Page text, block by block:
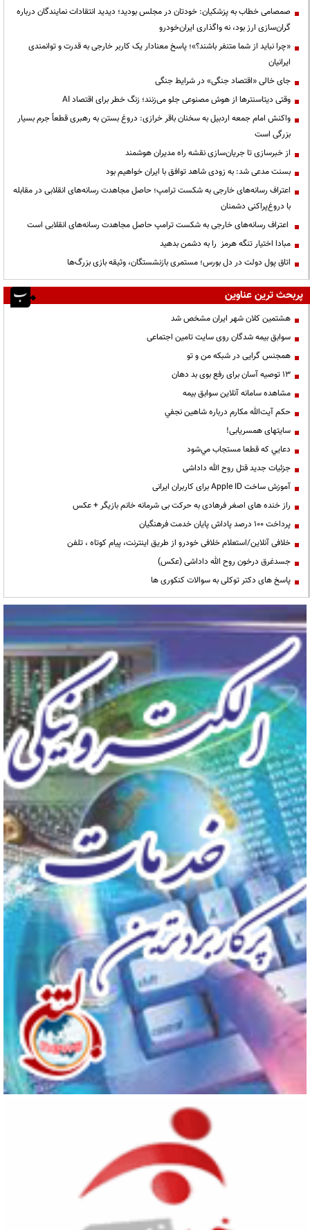
صمصامی خطاب به پزشکیان: خودتان در مجلس بودید؛ دیدید انتقادات نمایندگان درباره
گران‌سازی ارز بود، نه واگذاری ایران‌خودرو
«چرا نباید از شما متنفر باشند؟»؛ پاسخ معنادار یک کاربر خارجی به قدرت و توانمندی
ایرانیان
جای خالی «اقتصاد جنگی» در شرایط جنگی
وقتی دیتاسنترها از هوش مصنوعی جلو می‌زنند؛ زنگ خطر برای اقتصاد AI
واکنش امام جمعه اردبیل به سخنان باقر خرازی: دروغ بستن به رهبری قطعاً جرم بسیار
بزرگی است
از خبرسازی تا جریان‌سازی نقشه راه مدیران هوشمند
بسنت مدعی شد: به زودی شاهد توافق با ایران خواهیم بود
اعتراف رسانه‌های خارجی به شکست ترامپ؛ حاصل مجاهدت رسانه‌های انقلابی در مقابله
با دروغ‌پراکنی دشمنان
اعتراف رسانه‌های خارجی به شکست ترامپ حاصل مجاهدت رسانه‌های انقلابی است
مبادا اختیار تنگه هرمز را به دشمن بدهید
اتاق پول دولت در دل بورس؛ مستمری بازنشستگان، وثیقه بازی بزرگ‌ها
پربحث ترین عناوین
هشتمین کلان شهر ایران مشخص شد
سوابق بیمه شدگان روی سایت تامین اجتماعی
همجنس گرایی در شبکه من و تو
13 توصیه آسان برای رفع بوی بد دهان
مشاهده سامانه آنلاين سوابق بیمه
حكم آيت‌الله مكارم درباره شاهين نجفي
سایتهای همسریابی!
دعايي كه قطعا مستجاب مي‌شود
جزئیات جدید قتل روح الله داداشی
آموزش ساخت Apple ID برای کاربران ایرانی
راز خنده های اصغر فرهادی به حرکت بی شرمانه خانم بازیگر + عکس
پرداخت ۱۰۰ درصد پاداش پایان خدمت فرهنگیان
خلافی آنلاین/استعلام خلافی خودرو از طریق اینترنت، پیام کوتاه ، تلفن
جسدغرق درخون روح الله داداشی (عکس)
پاسخ های دکتر توکلی به سوالات کنکوری ها